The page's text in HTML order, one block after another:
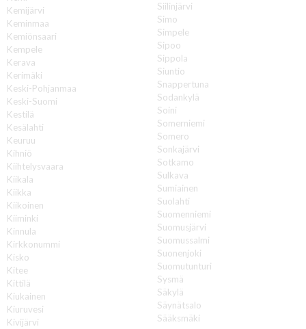
Kemijärvi
Keminmaa
Kemiönsaari
Kempele
Kerava
Kerimäki
Keski-Pohjanmaa
Keski-Suomi
Kestilä
Kesälahti
Keuruu
Kihniö
Kiihtelysvaara
Kiikala
Kiikka
Kiikoinen
Kiiminki
Kinnula
Kirkkonummi
Kisko
Kitee
Kittilä
Kiukainen
Kiuruvesi
Kivijärvi
Siilinjärvi
Simo
Simpele
Sipoo
Sippola
Siuntio
Snappertuna
Sodankylä
Soini
Somerniemi
Somero
Sonkajärvi
Sotkamo
Sulkava
Sumiainen
Suolahti
Suomenniemi
Suomusjärvi
Suomussalmi
Suonenjoki
Suomutunturi
Sysmä
Säkylä
Säynätsalo
Sääksmäki